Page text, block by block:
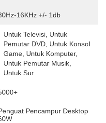
16KHz +/- 1db
Untuk Televisi, Untuk
Pemutar DVD, Untuk Konsol
Game, Untuk Komputer,
Untuk Pemutar Musik,
Untuk Sur
Pencampur Desktop